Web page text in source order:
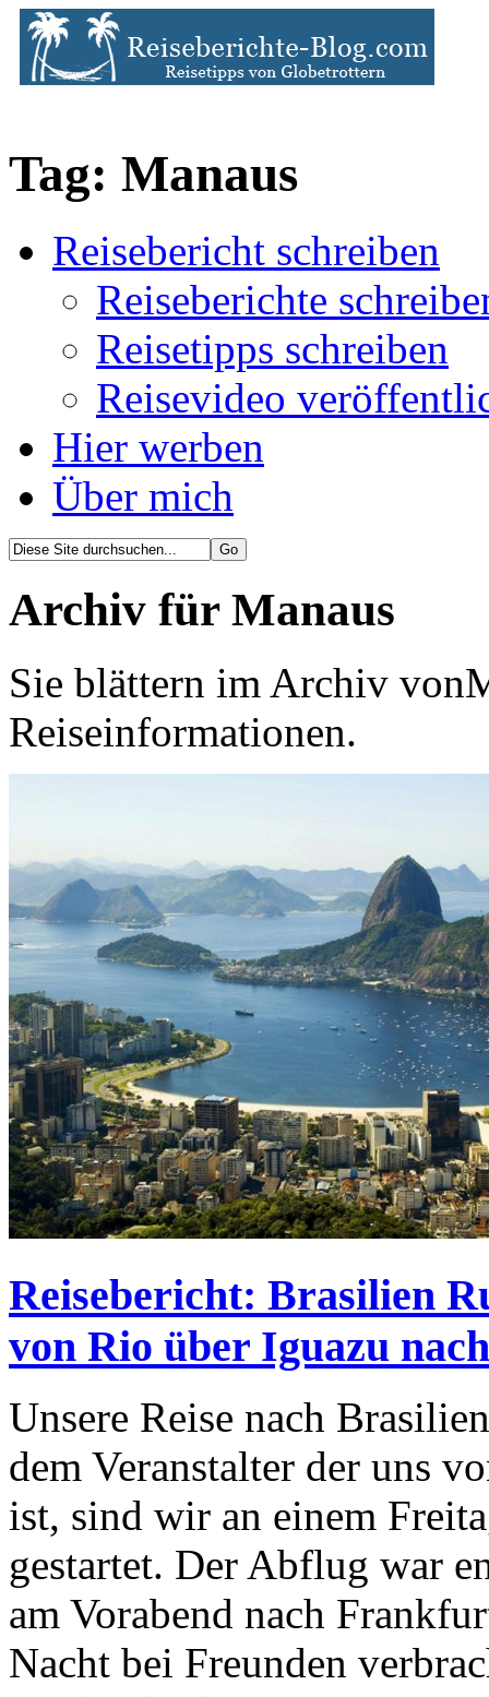
Tag: Manaus
Reisebericht schreiben
Reiseberichte
Reisetipps schreiben
Reisevideo
Hier werben
Über mich
Archiv für Manaus
Sie blättern im Archiv
Reiseinformationen.
Reisebericht: Brasilien
von Rio über Iguazu
Unsere Reise nach
dem Veranstalter der uns
ist, sind wir an einem
gestartet. Der Abflug war
am Vorabend nach
Nacht bei Freunden